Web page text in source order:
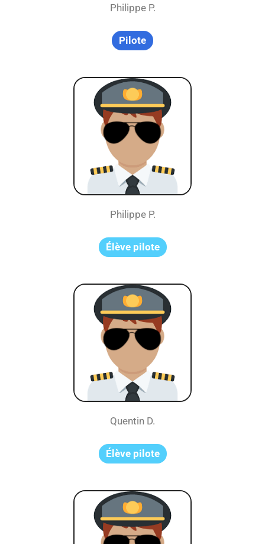
Philippe P.
Pilote
Philippe P.
Élève pilote
Quentin D.
Élève pilote